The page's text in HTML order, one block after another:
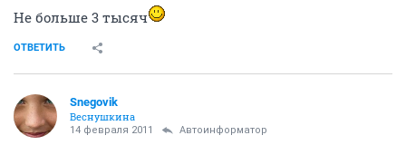
Не больше 3 тысяч
ОТВЕТИТЬ
Snegovik
Веснушкина
14 февраля 2011 Автоинформатор